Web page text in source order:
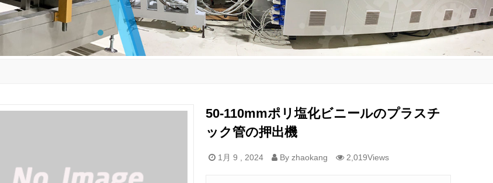
50-110mmポリ塩化ビニールのプラスチ
ック管の押出機
1月 9 , 2024 By zhaokang 2,019Views